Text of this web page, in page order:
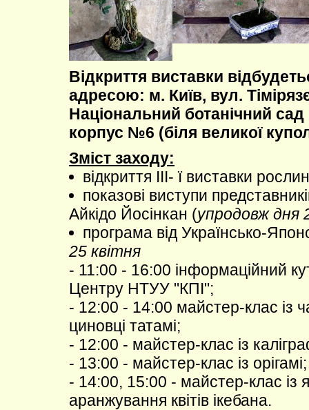
Відкриття виставки
адресою: м. Київ, вул.
Національний ботанічний
корпус №6 (біля великої
Зміст заходу:
відкриття ІІІ- ї виставки
показові виступи
Айкідо Йосінкан (упродовж дня
програма від Українсько-
25 квітня
- 11:00 - 16:00 інформаційний
Центру НТУУ "КПІ";
- 12:00 - 14:00 майстер-клас із
циновці татамі;
- 12:00 - майстер-клас із
- 13:00 - майстер-клас із орігамі;
- 14:00, 15:00 - майстер-клас із
аранжування квітів ікебана.